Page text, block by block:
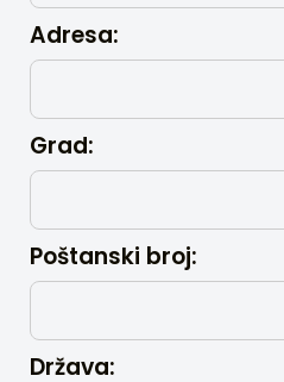
Adresa:
Grad:
Poštanski broj:
Država: